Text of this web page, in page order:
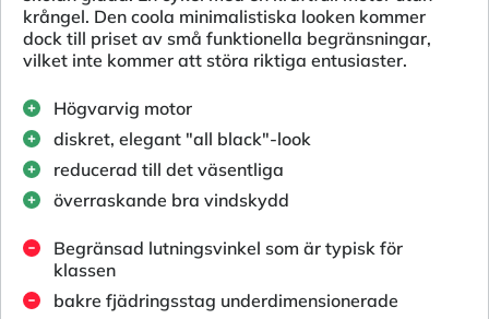
krångel. Den coola minimalistiska looken kommer
dock till priset av små funktionella begränsningar,
vilket inte kommer att störa riktiga entusiaster.
Högvarvig motor
diskret, elegant "all black"-look
reducerad till det väsentliga
överraskande bra vindskydd
Begränsad lutningsvinkel som är typisk för
klassen
bakre fjädringsstag underdimensionerade